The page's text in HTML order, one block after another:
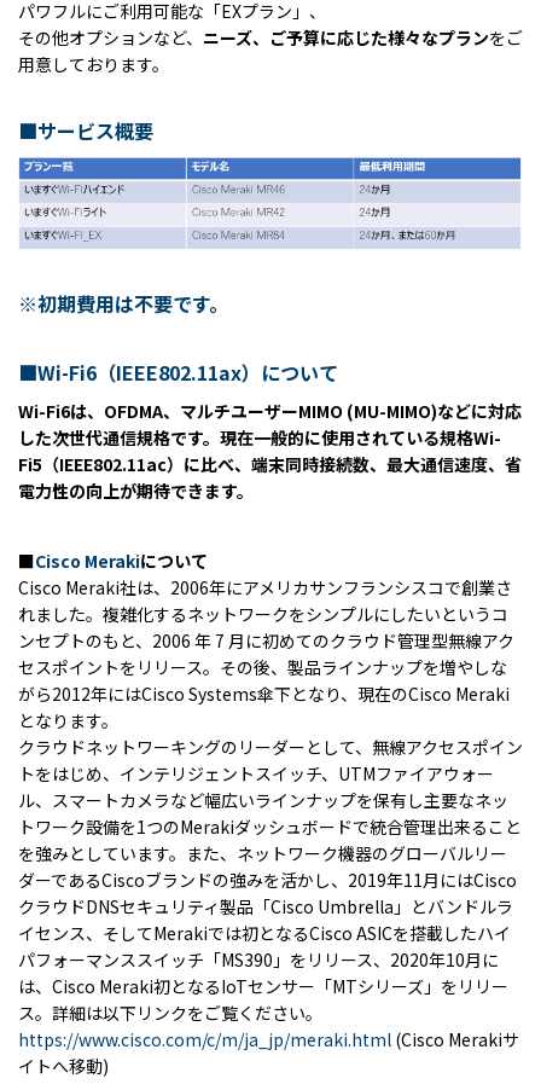
パワフルにご利用可能な「EXプラン」、
その他オプションなど、 ニーズ、ご予算に応じた様々なプランをご
用意しております。
■サービス概要
※初期費用は不要です。
■Wi-Fi6（IEEE802.11ax）について
Wi-Fi6は、OFDMA、マルチユーザーMIMO (MU-MIMO)などに対応
した次世代通信規格です。現在一般的に使用されている規格Wi-
Fi5（IEEE802.11ac）に比べ、端末同時接続数、最大通信速度、省
電力性の向上が期待できます。
■Cisco Merakiについて
Cisco Meraki社は、2006年にアメリカサンフランシスコで創業さ
れました。複雑化するネットワークをシンプルにしたいというコ
ンセプトのもと、2006 年 7 月に初めてのクラウド管理型無線アク
セスポイントをリリース。その後、製品ラインナップを増やしな
がら2012年にはCisco Systems傘下となり、現在のCisco Meraki
となります。
クラウドネットワーキングのリーダーとして、無線アクセスポイン
トをはじめ、インテリジェントスイッチ、UTMファイアウォー
ル、スマートカメラなど幅広いラインナップを保有し主要なネッ
トワーク設備を1つのMerakiダッシュボードで統合管理出来ること
を強みとしています。また、ネットワーク機器のグローバルリー
ダーであるCiscoブランドの強みを活かし、2019年11月にはCisco
クラウドDNSセキュリティ製品「Cisco Umbrella」とバンドルラ
イセンス、そしてMerakiでは初となるCisco ASICを搭載したハイ
パフォーマンススイッチ「MS390」をリリース、2020年10月に
は、Cisco Meraki初となるIoTセンサー「MTシリーズ」をリリー
ス。詳細は以下リンクをご覧ください。
https://www.cisco.com/c/m/ja_jp/meraki.html (Cisco Merakiサ
イトへ移動)